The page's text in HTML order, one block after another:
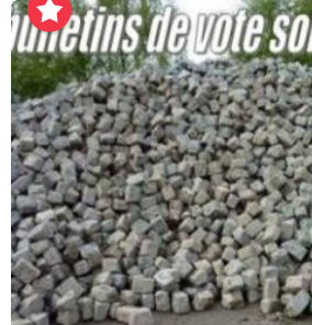
e
u
r
e
s
a
g
o